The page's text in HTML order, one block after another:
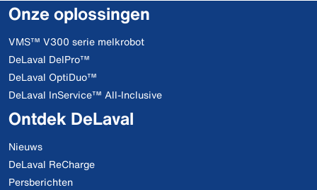
Onze oplossingen
VMS™ V300 serie melkrobot
DeLaval DelPro™
DeLaval OptiDuo™
DeLaval InService™ All-Inclusive
Ontdek DeLaval
Nieuws
DeLaval ReCharge
Persberichten